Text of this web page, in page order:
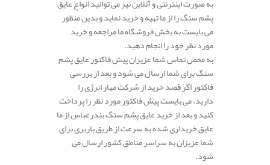
به صورت اینترنتی و آنلاین نیز می توانید انواع عایق
پشم سنگ را از ما تهیه و خرید نماید و بدین منظور
می بایست به بخش فروشگاه ما مراجعه و خرید
مورد نظر خود را انجام دهید.
به محض تماس شما عزیزان پیش فاکتور عایق پشم
سنگ برای شما ارسال می شود و بعد از بررسی
فاکتور اگر قصد خرید از شرکت مهار انرژی را
دارید، می بایست پیش فاکتور مورد نظر را پرداخت
کنید و بعد از خرید عایق پشم سنگ بندرعباس از ما
عایق خریداری شده به سرعت از طریق باربری برای
شما عزیزان به سراسر مناطق کشور ارسال می
شود.